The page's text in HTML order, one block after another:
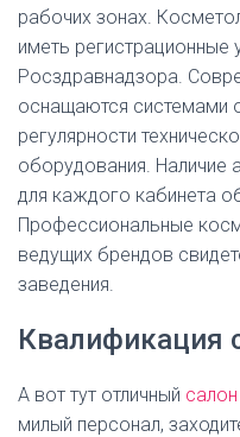
рабочих зонах.
иметь регистрационные
Росздравнадзора.
оснащаются системами
регулярности
оборудования. Наличие
для каждого кабинета
Профессиональные
ведущих брендов
заведения.
Квалификация
А вот тут отличный
милый персонал,